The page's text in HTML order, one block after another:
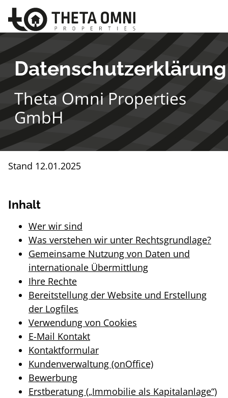
Datenschutzerklärung
Theta Omni Properties
GmbH
Stand 12.01.2025
Inhalt
Wer wir sind
Was verstehen wir unter Rechtsgrundlage?
Gemeinsame Nutzung von Daten und
internationale Übermittlung
Ihre Rechte
Bereitstellung der Website und Erstellung
der Logfiles
Verwendung von Cookies
E-Mail Kontakt
Kontaktformular
Kundenverwaltung (onOffice)
Bewerbung
Erstberatung („Immobilie als Kapitalanlage“)